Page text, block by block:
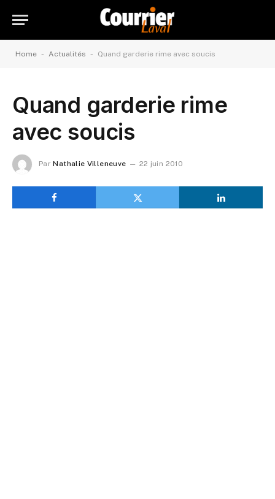
Home - Actualités - Quand garderie rime avec soucis
Quand garderie rime
avec soucis
Par Nathalie Villeneuve 22 juin 2010